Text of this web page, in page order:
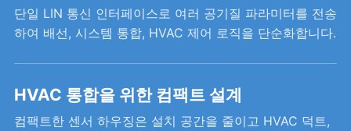
단일 LIN 통신 인터페이스로 여러 공기질 파라미터를 전송
하여 배선, 시스템 통합, HVAC 제어 로직을 단순화합니다.
HVAC 통합을 위한 컴팩트 설계
컴팩트한 센서 하우징은 설치 공간을 줄이고 HVAC 덕트,